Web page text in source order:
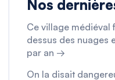
Nos
Ce village médiéval
dessus des
par an →
On la disait